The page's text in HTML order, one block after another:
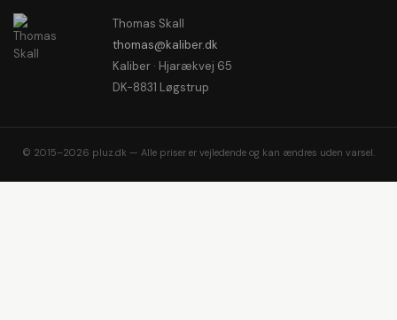
Thomas Skall
thomas@kaliber.dk
Kaliber · Hjarækvej 65
DK-8831 Løgstrup
© 2015–2026 pluz.dk — Alle priser er vejledende og kan ændres uden varsel.